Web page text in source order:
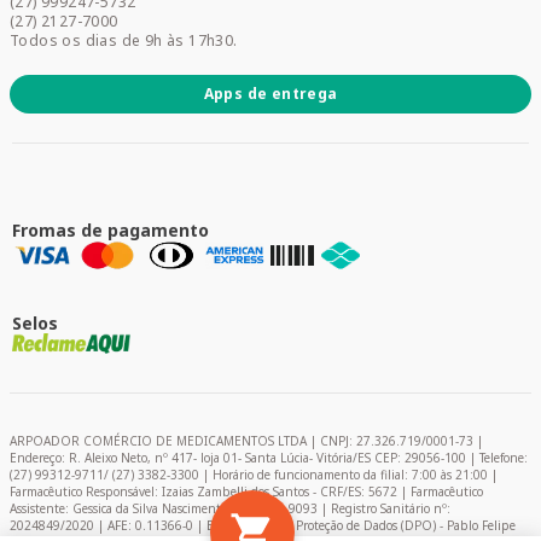
Promoções
(27) 2127-7000
Todos os dias de 9h às 17h30.
Apps de entrega
Fromas de pagamento
Selos
ARPOADOR COMÉRCIO DE MEDICAMENTOS LTDA | CNPJ: 27.326.719/0001-73 |
Endereço: R. Aleixo Neto, nº 417- loja 01- Santa Lúcia- Vitória/ES CEP: 29056-100 | Telefone:
(27) 99312-9711/ (27) 3382-3300 | Horário de funcionamento da filial: 7:00 às 21:00 |
Farmacêutico Responsável: Izaias Zambelli dos Santos - CRF/ES: 5672 | Farmacêutico
Assistente: Gessica da Silva Nascimento – CRF/ES: 9093 | Registro Sanitário nº:
2024849/2020 | AFE: 0.11366-0 | Encarregado de Proteção de Dados (DPO) - Pablo Felipe